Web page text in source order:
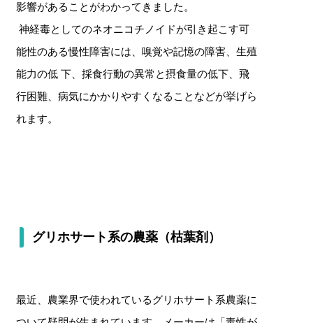
影響があることがわかってきました。
神経毒としてのネオニコチノイドが引き起こす可
能性のある慢性障害には、嗅覚や記憶の障害、生殖
能力の低 下、採食行動の異常と摂食量の低下、飛
行困難、病気にかかりやすくなることなどが挙げら
れます。
グリホサート系の農薬（枯葉剤）
最近、農業界で使われているグリホサート系農薬に